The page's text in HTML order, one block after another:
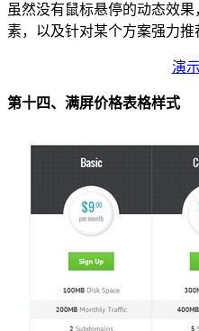
虽然没有鼠标悬停的动态效
素，以及针对某个方案强力推
演示
第十四、满屏价格表格样式